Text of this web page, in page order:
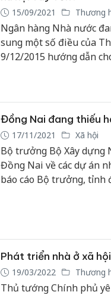
15/09/2021 Thương
Ngân hàng Nhà nước
sung một số điều của
9/12/2015 hướng dẫn
Đồng Nai đang thiếu
17/11/2021 Xã hội
Bộ trưởng Bộ Xây dựng
Đồng Nai về các dự án
báo cáo Bộ trưởng, tỉnh
Phát triển nhà ở xã
19/03/2022 Thương
Thủ tướng Chính phủ